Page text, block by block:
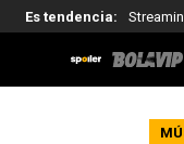
Es tendencia: